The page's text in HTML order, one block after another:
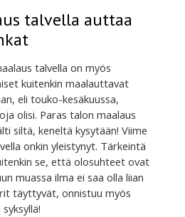
talvella auttaa
talvella on myös
kuitenkin maalauttavat
eli touko-kesäkuussa,
olisi. Paras talon maalaus
siltä, keneltä kysytään! Viime
onkin yleistynyt. Tärkeintä
se, että olosuhteet ovat
muassa ilma ei saa olla liian
täyttyvät, onnistuu myös